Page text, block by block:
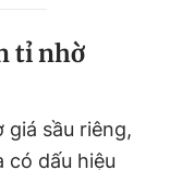
tỉ nhờ
sầu riêng,
có dấu hiệu